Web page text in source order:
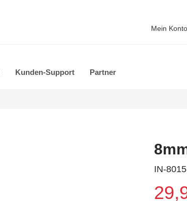
Mein Konto
Kunden-Support Partner
IN-